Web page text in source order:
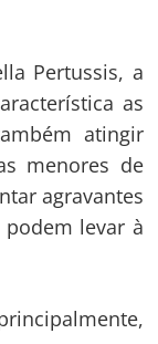
Pertussis, a
as
atingir
menores de
agravantes
levar à